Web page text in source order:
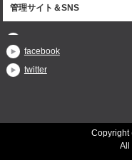
管理サイト＆SNS
facebook
twitter
Copyright
All